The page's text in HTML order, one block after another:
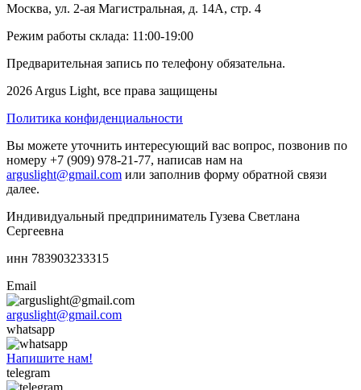
Москва, ул. 2-ая Магистральная, д. 14А, стр. 4
Режим работы склада: 11:00-19:00
Предварительная запись по телефону обязательна.
2026 Argus Light, все права защищены
Политика конфиденциальности
Вы можете уточнить интересующий вас вопрос, позвонив по
номеру +7 (909) 978-21-77, написав нам на
arguslight@gmail.com или заполнив форму обратной связи
далее.
Индивидуальный предприниматель Гузева Светлана
Сергеевна
инн 783903233315
Email
arguslight@gmail.com
whatsapp
Напишите нам!
telegram